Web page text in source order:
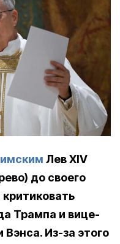
Лев XIV
до своего
Трампа и вице-
Из-за этого